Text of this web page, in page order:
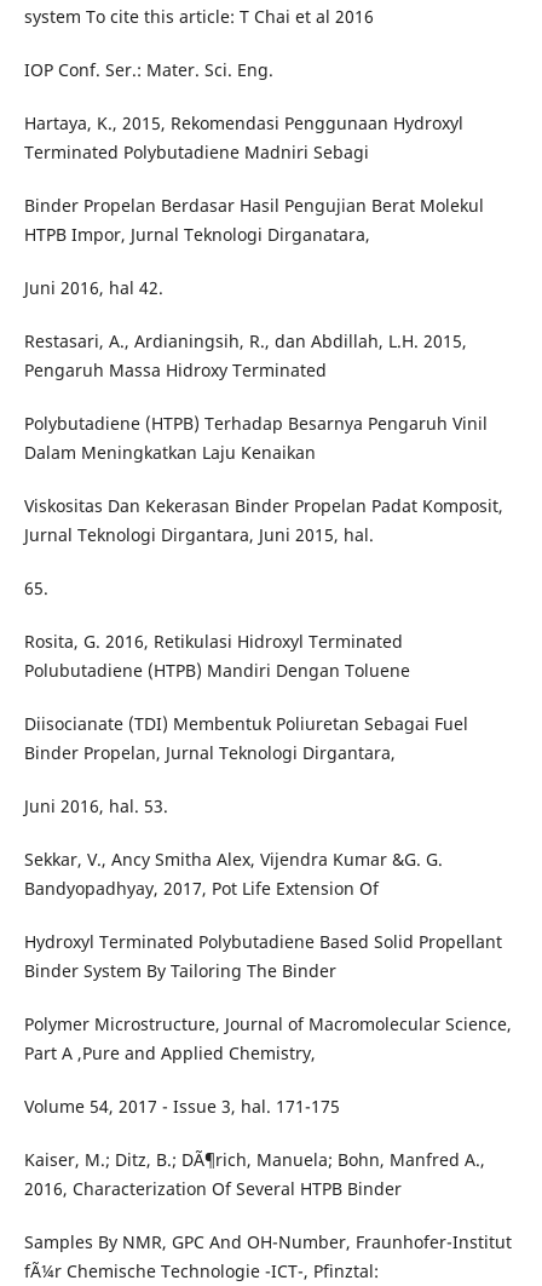
system To cite this article: T Chai et al 2016
IOP Conf. Ser.: Mater. Sci. Eng.
Hartaya, K., 2015, Rekomendasi Penggunaan Hydroxyl
Terminated Polybutadiene Madniri Sebagi
Binder Propelan Berdasar Hasil Pengujian Berat Molekul
HTPB Impor, Jurnal Teknologi Dirganatara,
Juni 2016, hal 42.
Restasari, A., Ardianingsih, R., dan Abdillah, L.H. 2015,
Pengaruh Massa Hidroxy Terminated
Polybutadiene (HTPB) Terhadap Besarnya Pengaruh Vinil
Dalam Meningkatkan Laju Kenaikan
Viskositas Dan Kekerasan Binder Propelan Padat Komposit,
Jurnal Teknologi Dirgantara, Juni 2015, hal.
65.
Rosita, G. 2016, Retikulasi Hidroxyl Terminated
Polubutadiene (HTPB) Mandiri Dengan Toluene
Diisocianate (TDI) Membentuk Poliuretan Sebagai Fuel
Binder Propelan, Jurnal Teknologi Dirgantara,
Juni 2016, hal. 53.
Sekkar, V., Ancy Smitha Alex, Vijendra Kumar &G. G.
Bandyopadhyay, 2017, Pot Life Extension Of
Hydroxyl Terminated Polybutadiene Based Solid Propellant
Binder System By Tailoring The Binder
Polymer Microstructure, Journal of Macromolecular Science,
Part A ,Pure and Applied Chemistry,
Volume 54, 2017 - Issue 3, hal. 171-175
Kaiser, M.; Ditz, B.; DÃ¶rich, Manuela; Bohn, Manfred A.,
2016, Characterization Of Several HTPB Binder
Samples By NMR, GPC And OH-Number, Fraunhofer-Institut
fÃ¼r Chemische Technologie -ICT-, Pfinztal: